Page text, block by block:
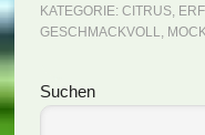
KATEGORIE: CITRUS,
GESCHMACKVOLL,
Seitenspalte
Suchen